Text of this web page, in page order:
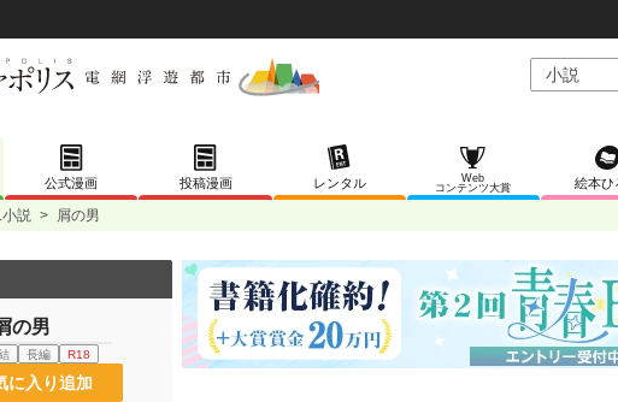
公式漫画 投稿漫画 レンタル
Web
コンテンツ大賞
絵本ひ
小説 > 屑の男
の男
長編 R18
に入り追加